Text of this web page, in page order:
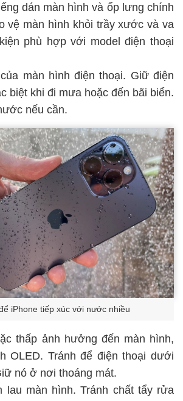
dán màn hình và ốp lưng chính
vệ màn hình khỏi trầy xước và va
phù hợp với model điện thoại
màn hình điện thoại. Giữ điện
biệt khi đi mưa hoặc đến bãi biển.
nếu cần.
iPhone tiếp xúc với nước nhiều
thấp ảnh hưởng đến màn hình,
OLED. Tránh để điện thoại dưới
nó ở nơi thoáng mát.
lau màn hình. Tránh chất tẩy rửa